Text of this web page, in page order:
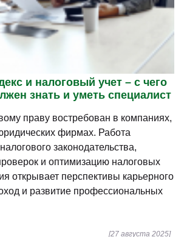
и налоговый учет – с чего
знать и уметь специалист
праву востребован в компаниях,
фирмах. Работа
законодательства,
и оптимизацию налоговых
открывает перспективы карьерного
и развитие профессиональных
[27 августа 2025]